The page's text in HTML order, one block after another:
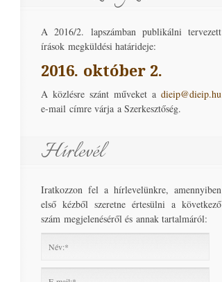
A 2016/2. lapszámban publikálni tervezett
írások megküldési határideje:
2016. október 2.
A közlésre szánt műveket a dieip@dieip.hu
e-mail címre várja a Szerkesztőség.
Hírlevél
Iratkozzon fel a hírlevelünkre, amennyiben
első kézből szeretne értesülni a következő
szám megjelenéséről és annak tartalmáról: